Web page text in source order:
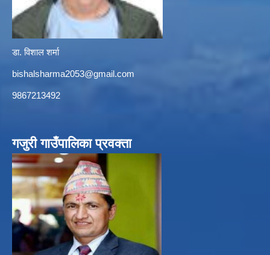
डा. विशाल शर्मा
bishalsharma2053@gmail.com
9867213492
गजुरी गाउँपालिका प्रवक्ता